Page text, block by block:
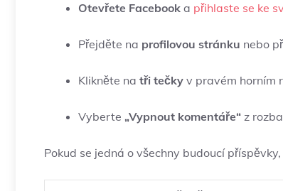
Otevřete Facebook a přihlaste se ke
Přejděte na profilovou stránku nebo
Klikněte na tři tečky v pravém horním
Vyberte „Vypnout komentáře“ z
Pokud se jedná o všechny budoucí